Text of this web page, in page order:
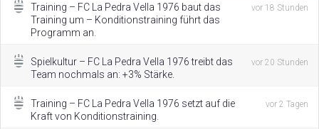
Training – FC La Pedra Vella 1976 baut das
Training um – Konditionstraining führt das
Programm an.
vor 18 Stunden
Spielkultur – FC La Pedra Vella 1976 treibt das
Team nochmals an: +3% Stärke.
vor 20 Stunden
Training – FC La Pedra Vella 1976 setzt auf die
Kraft von Konditionstraining.
vor 2 Tagen